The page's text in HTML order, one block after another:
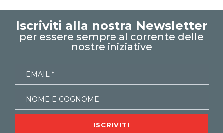
isomitted
argomenti opzionali
argomenti facoltativi
Iscriviti alla nostra Newsletter
per essere sempre al corrente delle
nostre iniziative
ISCRIVITI